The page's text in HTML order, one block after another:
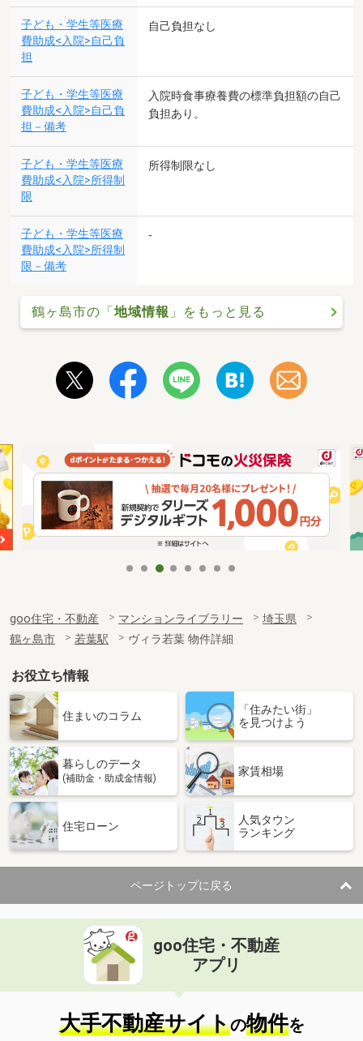
子ども・学生等医療
費助成<入院>自己負
担
自己負担なし
子ども・学生等医療
費助成<入院>自己負
担－備考
入院時食事療養費の標準負担額の自己
負担あり。
子ども・学生等医療
費助成<入院>所得制
限
所得制限なし
子ども・学生等医療
費助成<入院>所得制
限－備考
-
鶴ヶ島市の「 地域情報 」をもっと見る
goo住宅・不動産 マンションライブラリー
埼玉県
鶴ヶ島市
若葉駅 ヴィラ若葉 物件詳細
お役立ち情報
住まいのコラム
「住みたい街」
を見つけよう
暮らしのデータ
(補助金・助成金情報)
家賃相場
住宅ローン
人気タウン
ランキング
ページトップに戻る
goo住宅・不動産
アプリ
大手不動産サイトの物件を